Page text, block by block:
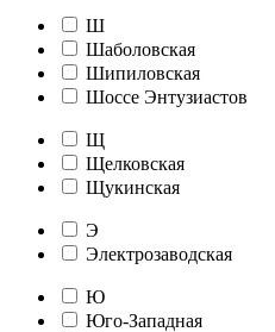
Ш
Шаболовская
Шипиловская
Шоссе Энтузиастов
Щ
Щелковская
Щукинская
Э
Электрозаводская
Ю
Юго-Западная